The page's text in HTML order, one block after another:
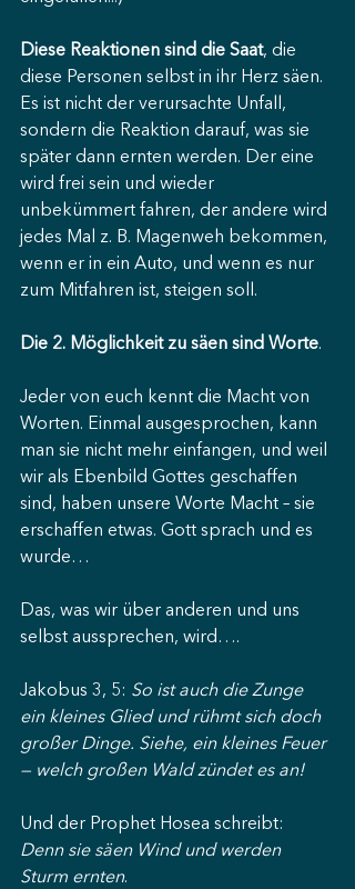
Diese Reaktionen sind die Saat, die
diese Personen selbst in ihr Herz säen.
Es ist nicht der verursachte Unfall,
sondern die Reaktion darauf, was sie
später dann ernten werden. Der eine
wird frei sein und wieder
unbekümmert fahren, der andere wird
jedes Mal z. B. Magenweh bekommen,
wenn er in ein Auto, und wenn es nur
zum Mitfahren ist, steigen soll.
Die 2. Möglichkeit zu säen sind Worte.
Jeder von euch kennt die Macht von
Worten. Einmal ausgesprochen, kann
man sie nicht mehr einfangen, und weil
wir als Ebenbild Gottes geschaffen
sind, haben unsere Worte Macht – sie
erschaffen etwas. Gott sprach und es
wurde…
Das, was wir über anderen und uns
selbst aussprechen, wird….
Jakobus 3, 5: So ist auch die Zunge
ein kleines Glied und rühmt sich doch
großer Dinge. Siehe, ein kleines Feuer
— welch großen Wald zündet es an!
Und der Prophet Hosea schreibt:
Denn sie säen Wind und werden
Sturm ernten.